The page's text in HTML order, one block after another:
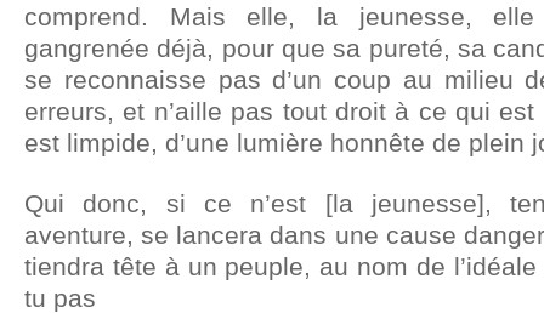
comprend. Mais elle, la jeunesse,
gangrenée déjà, pour que sa pureté, sa
se reconnaisse pas d’un coup au milieu
erreurs, et n’aille pas tout droit à ce qui
est limpide, d’une lumière honnête de plein
Qui donc, si ce n’est [la jeunesse],
aventure, se lancera dans une cause
tiendra tête à un peuple, au nom de l’idéale
tu pas